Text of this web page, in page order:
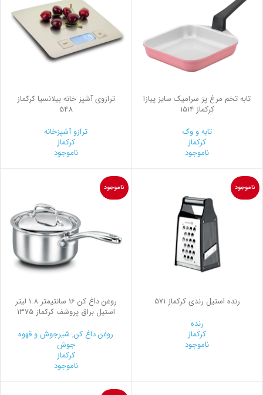
تابه تخم مرغ پز سرامیک سایز پیازا
کرکماز 1514
تابه و وک
کرکماز
ناموجود
ترازوی آشپز خانه بیلانسیا کرکماز
548
ترازو آشپزخانه
کرکماز
ناموجود
ناموجود
رنده استیل رندي کرکماز 571
رنده
کرکماز
ناموجود
ناموجود
روغن داغ كن 16 سانتیمتر 1.8 لیتر
استیل براق پروشف کرکماز 1375
روغن داغ کن, شیرجوش و قهوه
جوش
کرکماز
ناموجود